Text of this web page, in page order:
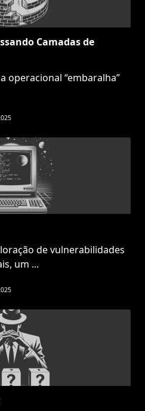
Camadas de
operacional “embaralha”
de vulnerabilidades
um ...